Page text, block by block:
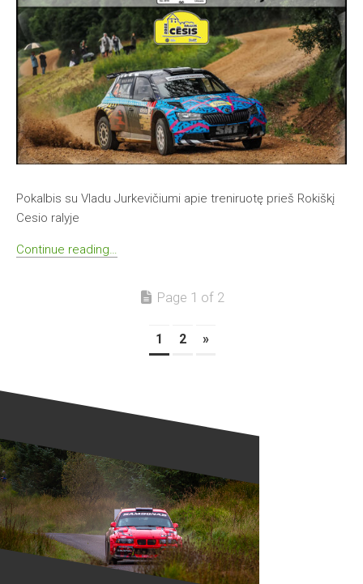
Pokalbis su Vladu Jurkevičiumi apie treniruotę prieš Rokiškį
Cesio ralyje
Continue reading…
Page 1 of 2
1 2 »